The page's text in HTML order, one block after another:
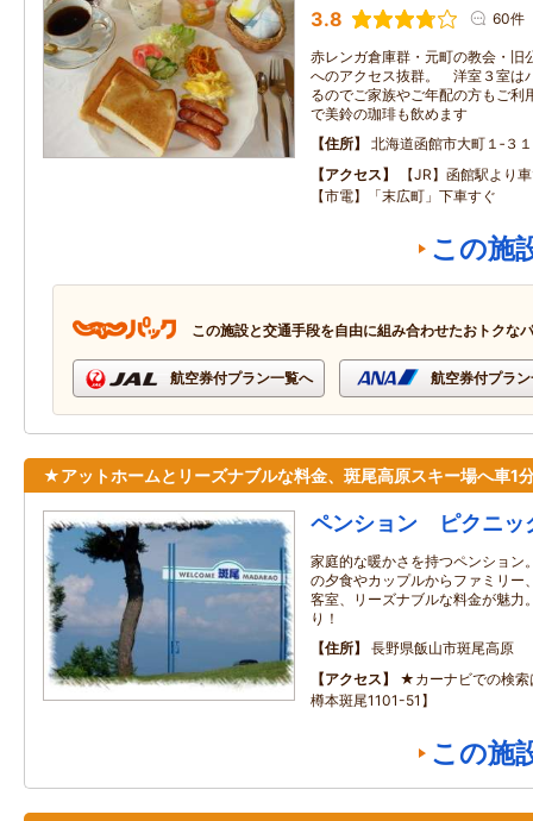
3.8 60件
赤レンガ倉庫群・元町の教会・旧
へのアクセス抜群。 洋室３室は
るのでご家族やご年配の方もご利
で美鈴の珈琲も飲めます
住所
北海道函館市大町１‐３１
アクセス
【JR】函館駅よ
【市電】「末広町」下車すぐ
この施
この施設と交通手段を自由に組み合わせたおトクな
航空券付プラン一覧へ 航空券付プラ
★アットホームとリーズナブルな料金、斑尾高原スキー場へ車1
ペンション ピクニッ
家庭的な暖かさを持つペンション
の夕食やカップルからファミリー
客室、リーズナブルな料金が魅力
り！
住所
長野県飯山市斑尾高原
アクセス
★カーナビでの検索
樽本斑尾1101-51】
この施